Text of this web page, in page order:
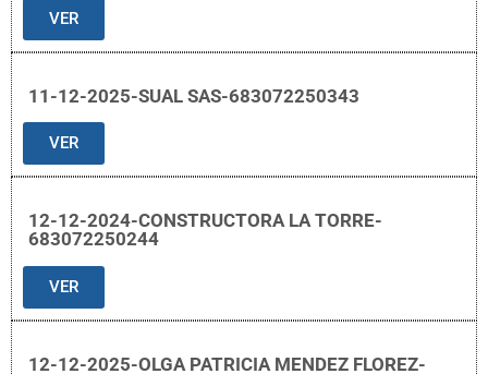
VER
11-12-2025-SUAL SAS-683072250343
VER
12-12-2024-CONSTRUCTORA LA TORRE-
683072250244
VER
12-12-2025-OLGA PATRICIA MENDEZ FLOREZ-